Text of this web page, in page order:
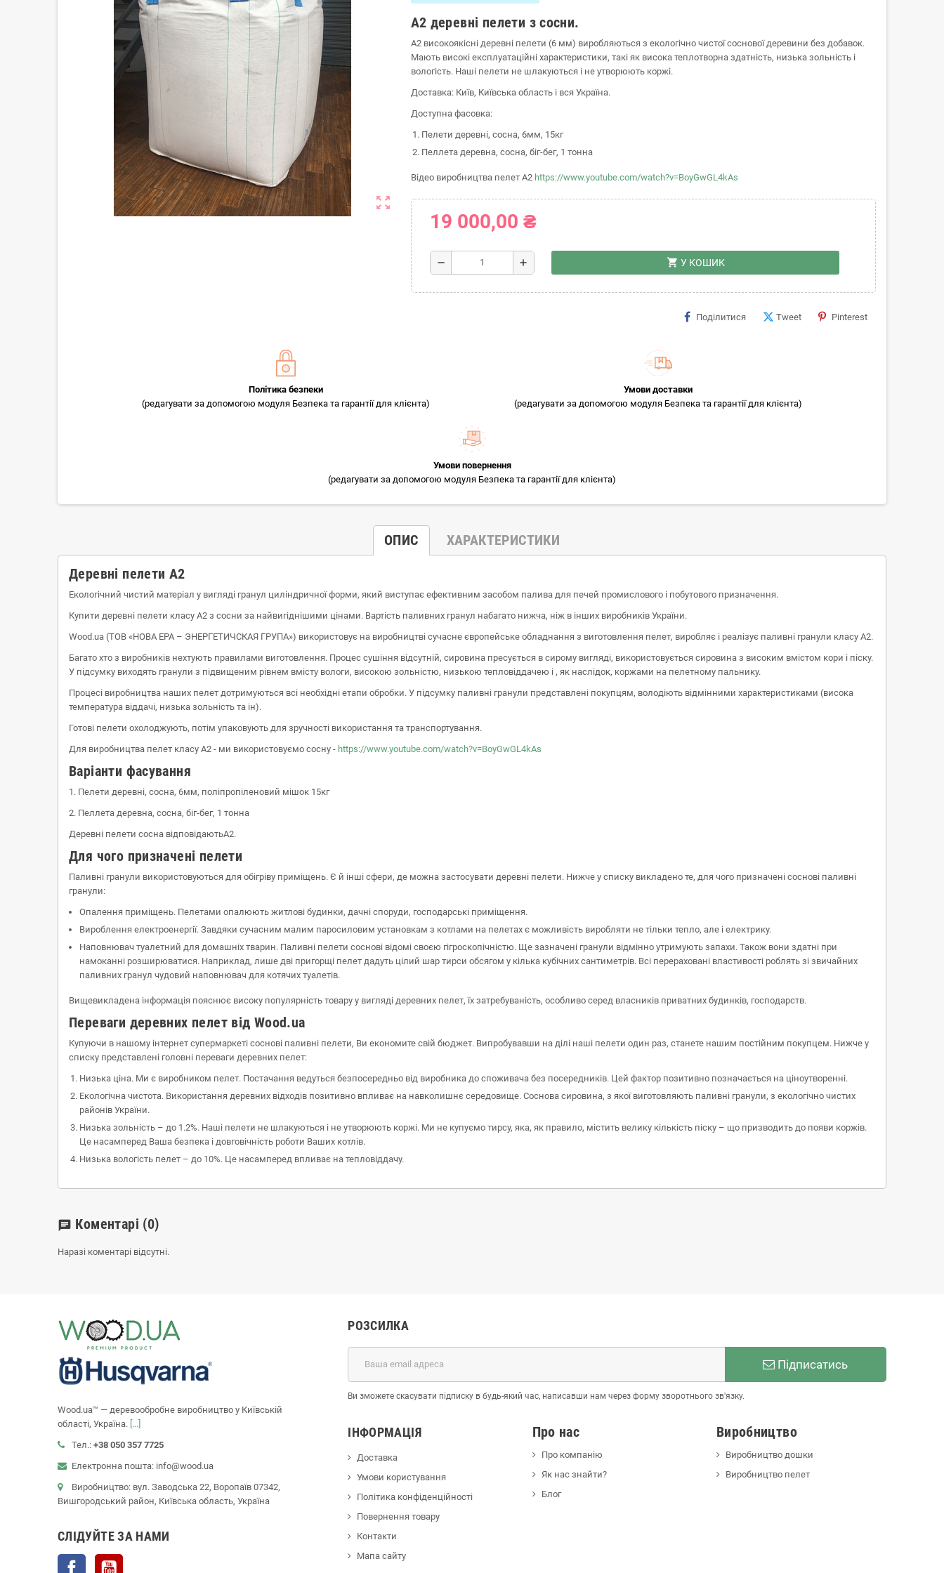
zoom_out_map
A2 деревні пелети з сосни.
A2 високоякісні деревні пелети (6 мм) виробляються з екологічно чистої соснової деревини без добавок.
Мають високі експлуатаційні характеристики, такі як висока теплотворна здатність, низька зольність і
вологість. Наші пелети не шлакуються і не утворюють коржі.
Доставка: Київ, Київська область і вся Україна.
Доступна фасовка:
Пелети деревні, сосна, 6мм, 15кг
Пеллета деревна, сосна, біг-бег, 1 тонна
Відео виробництва пелет A2 https://www.youtube.com/watch?v=BoyGwGL4kAs
19 000,00 ₴
remove add shopping_cart У КОШИК
Поділитися Tweet Pinterest
Політика безпеки
(редагувати за допомогою модуля Безпека та гарантії для клієнта)
Умови доставки
(редагувати за допомогою модуля Безпека та гарантії для клієнта)
Умови повернення
(редагувати за допомогою модуля Безпека та гарантії для клієнта)
ОПИС ХАРАКТЕРИСТИКИ
Деревні пелети A2
Екологічний чистий матеріал у вигляді гранул циліндричної форми, який виступає ефективним засобом палива для печей промислового і побутового призначення.
Купити деревні пелети класу А2 з сосни за найвигіднішими цінами. Вартість паливних гранул набагато нижча, ніж в інших виробників України.
Wood.ua (ТОВ «НОВА ЕРА – ЭНЕРГЕТИЧСКАЯ ГРУПА») використовує на виробництві сучасне європейське обладнання з виготовлення пелет, виробляє і реалізує паливні гранули класу А2.
Багато хто з виробників нехтують правилами виготовлення. Процес сушіння відсутній, сировина пресується в сирому вигляді, використовується сировина з високим вмістом кори і піску.
У підсумку виходять гранули з підвищеним рівнем вмісту вологи, високою зольністю, низькою тепловіддачею і , як наслідок, коржами на пелетному пальнику.
Процесі виробництва наших пелет дотримуються всі необхідні етапи обробки. У підсумку паливні гранули представлені покупцям, володіють відмінними характеристиками (висока
температура віддачі, низька зольність та ін).
Готові пелети охолоджують, потім упаковують для зручності використання та транспортування.
Для виробництва пелет класу A2 - ми використовуємо сосну - https://www.youtube.com/watch?v=BoyGwGL4kAs
Варіанти фасування
1. Пелети деревні, сосна, 6мм, поліпропіленовий мішок 15кг
2. Пеллета деревна, сосна, біг-бег, 1 тонна
Деревні пелети сосна відповідаютьA2.
Для чого призначені пелети
Паливні гранули використовуються для обігріву приміщень. Є й інші сфери, де можна застосувати деревні пелети. Нижче у списку викладено те, для чого призначені соснові паливні
гранули:
Опалення приміщень. Пелетами опалюють житлові будинки, дачні споруди, господарські приміщення.
Вироблення електроенергії. Завдяки сучасним малим паросиловим установкам з котлами на пелетах є можливість виробляти не тільки тепло, але і електрику.
Наповнювач туалетний для домашніх тварин. Паливні пелети соснові відомі своєю гігроскопічністю. Ще зазначені гранули відмінно утримують запахи. Також вони здатні при
намоканні розширюватися. Наприклад, лише дві пригорщі пелет дадуть цілий шар тирси обсягом у кілька кубічних сантиметрів. Всі перераховані властивості роблять зі звичайних
паливних гранул чудовий наповнювач для котячих туалетів.
Вищевикладена інформація пояснює високу популярність товару у вигляді деревних пелет, їх затребуваність, особливо серед власників приватних будинків, господарств.
Переваги деревних пелет від Wood.ua
Купуючи в нашому інтернет супермаркеті соснові паливні пелети, Ви економите свій бюджет. Випробувавши на ділі наші пелети один раз, станете нашим постійним покупцем. Нижче у
списку представлені головні переваги деревних пелет:
Низька ціна. Ми є виробником пелет. Постачання ведуться безпосередньо від виробника до споживача без посередників. Цей фактор позитивно позначається на ціноутворенні.
Екологічна чистота. Використання деревних відходів позитивно впливає на навколишнє середовище. Соснова сировина, з якої виготовляють паливні гранули, з екологічно чистих
районів України.
Низька зольність – до 1.2%. Наші пелети не шлакуються і не утворюють коржі. Ми не купуємо тирсу, яка, як правило, містить велику кількість піску – що призводить до появи коржів.
Це насамперед Ваша безпека і довговічність роботи Ваших котлів.
Низька вологість пелет – до 10%. Це насамперед впливає на тепловіддачу.
chat Коментарі (0)
Наразі коментарі відсутні.
Wood.ua™ — деревообробне виробництво у Київській
області, Україна. [...]
Тел.: +38 050 357 7725
Електронна пошта: info@wood.ua
Виробництво: вул. Заводська 22, Воропаїв 07342,
Вишгородський район, Київська область, Україна
СЛІДУЙТЕ ЗА НАМИ
Facebook
РОЗСИЛКА
Підписатись
Ви зможете скасувати підписку в будь-який час, написавши нам через форму зворотнього зв'язку.
ІНФОРМАЦІЯ
Доставка
Умови користування
Політика конфіденційності
Повернення товару
Контакти
Мапа сайту
Про нас
Про компанію
Як нас знайти?
Блог
Виробництво
Виробництво дошки
Виробництво пелет